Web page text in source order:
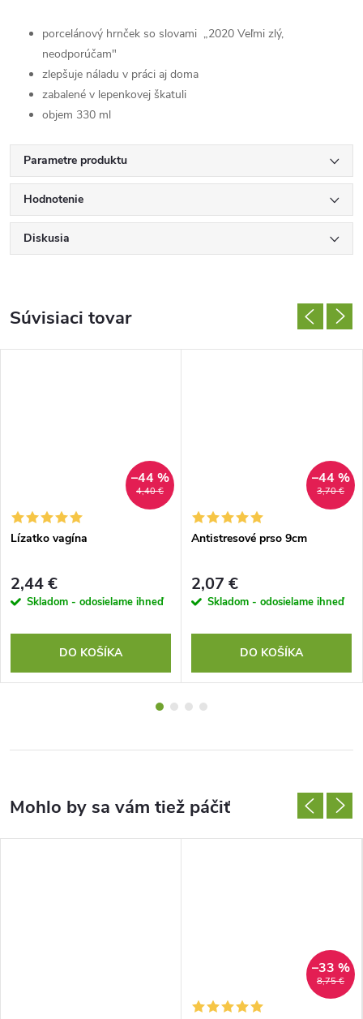
porcelánový hrnček so slovami „2020 Veľmi zlý,
neodporúčam"
zlepšuje náladu v práci aj doma
zabalené v lepenkovej škatuli
objem 330 ml
Parametre produktu
Hodnotenie
Diskusia
Súvisiaci tovar
4,40 €
–44 %
Lízatko vagína
2,44 €
Skladom - odosielame ihneď
DO KOŠÍKA
3,70 €
–44 %
Antistresové prso 9cm
2,07 €
Skladom - odosielame ihneď
DO KOŠÍKA
8,75 €
–33 %